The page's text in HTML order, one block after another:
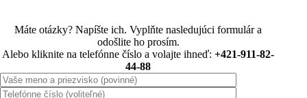
Máte otázky? Napíšte ich. Vyplňte nasledujúci formulár a
odošlite ho prosím.
Alebo kliknite na telefónne číslo a volajte ihneď: +421-911-82-
44-88